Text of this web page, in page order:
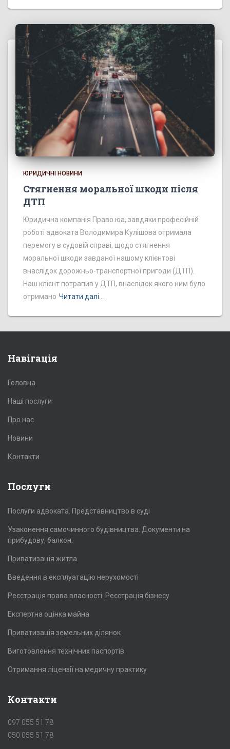
ЮРИДИЧНІ НОВИНИ
Стягнення моральної шкоди після
ДТП
Юридична компанія Право.юа, завдяки професійній
роботі адвоката Володимира Кулішова отримала
перемогу в судовій справі, щодо стягнення
моральної шкоди завданої нашому клієнтові
внаслідок дорожньо-транспортної пригоди (ДТП).
Наш клієнт потрапив у ДТП, внаслідок якого ним було
отримано Читати далі…
Навігація
Головна
Наші послуги
Про нас
Новини
Контакти
Послуги
Послуги адвоката. Представництво в суді
Узаконення самочинного будівництва. Документи на
прибудову, балкон.
Приватизація житла
Введення в експлуатацію нерухомості
Реєстрація права власності. Реєстрація бізнесу
Експертна оцінка майна
Приватизація земельних ділянок
Виготовлення технічних паспортів
Отримання ліцензії на медичну практику
Контакти
097 055 51 78
050 055 51 78